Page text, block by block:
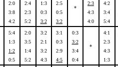
2:0
3:8
4:2
2:4
2:3
5:2
1:3
0:3
3:2
2:5
0:5
3:2
*
2:3
4:3
4:0
4:2
3:4
5:4
5:4
1:3
1:2
0:5
2:0
3:5
1:4
5:2
3:2
2:1
3:2
4:3
3:1
0:3
2:9
4:5
0:3
3:2
3:4
0:4
*
4:1
2:3
4:3
1:3